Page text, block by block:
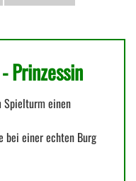
Prinzessin
Spielturm einen
bei einer echten Burg